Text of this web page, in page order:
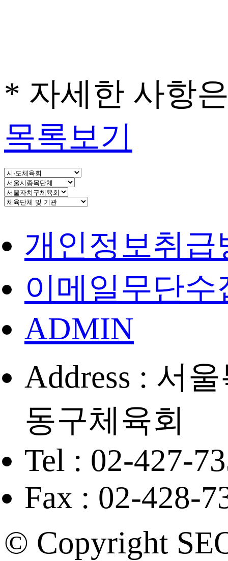
* 자세한 사항
목록보기
개인정보취급
이메일무단수
ADMIN
Address : 서
동구체육회
Tel : 02-427-
Fax : 02-428-
© Copyright